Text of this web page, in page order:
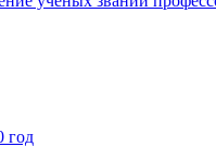
год